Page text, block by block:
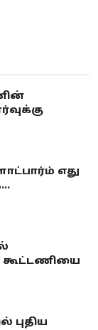
எது
கூட்டணியை
புதிய